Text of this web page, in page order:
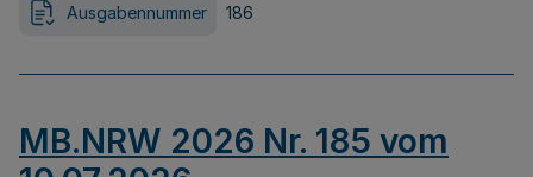
Ausgabennummer 186
MB.NRW 2026 Nr. 185 vom